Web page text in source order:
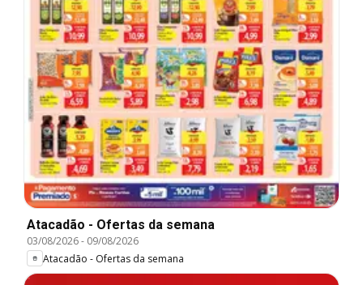
Atacadão - Ofertas da semana
03/08/2026- 09/08/2026
Atacadão - Ofertas da semana